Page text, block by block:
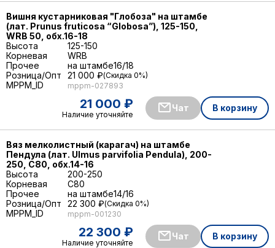
Вишня кустарниковая "Глобоза" на штамбе
(лат. Prunus fruticosa “Globosa”), 125-150,
WRB 50, обх.16-18
Высота
125-150
Корневая
WRB
Прочее
на штамбе16/18
Розница/Опт
21 000 ₽ Скидка 0%
21 000 ₽
Наличие уточняйте
Чат В корзину
MPPM_ID mppm-027893
Вяз мелколистный (карагач) на штамбе
Пендула (лат. Ulmus parvifolia Pendula), 200-
250, С80, обх.14-16
Высота
200-250
Корневая
C80
Прочее
на штамбе14/16
Розница/Опт
22 300 ₽ Скидка 0%
22 300 ₽
Наличие уточняйте
Чат В корзину
MPPM_ID mppm-001230